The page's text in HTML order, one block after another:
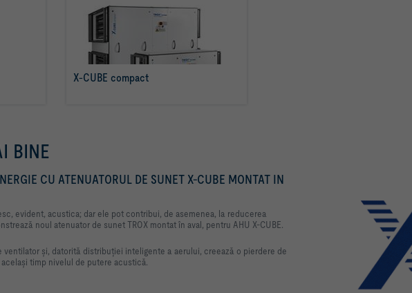
X-CUBE compact
citiţi mai multe
BINE
CU ATENUATORUL DE SUNET X-CUBE MONTAT IN
evident, acustica; dar ele pot contribui, de asemenea, la reducerea
noul atenuator de sunet TROX montat în aval, pentru AHU X-CUBE.
ventilator și, datorită distribuției inteligente a aerului, creează o pierdere de
timp nivelul de putere acustică.